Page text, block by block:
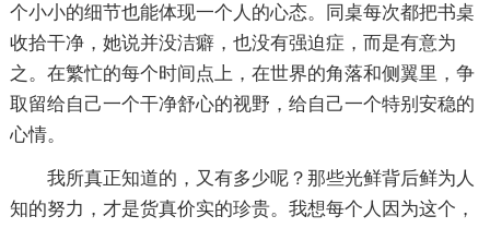
个小小的细节也能体现一个人的心态。同桌每次都把书桌
收拾干净，她说并没洁癖，也没有强迫症，而是有意为
之。在繁忙的每个时间点上，在世界的角落和侧翼里，争
取留给自己一个干净舒心的视野，给自己一个特别安稳的
心情。
我所真正知道的，又有多少呢？那些光鲜背后鲜为人
知的努力，才是货真价实的珍贵。我想每个人因为这个，